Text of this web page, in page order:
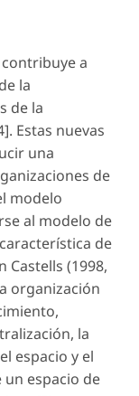
a
la
de la
Estas nuevas
una
de
modelo
al modelo de
de
Castells (1998,
organización
la
espacio y el
espacio de